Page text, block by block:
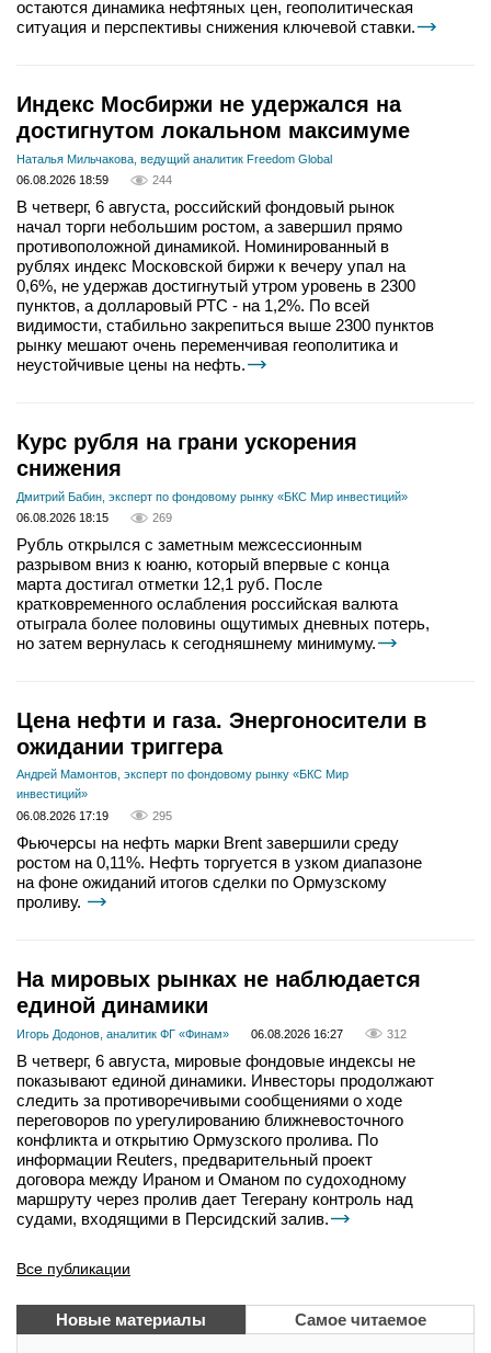
остаются динамика нефтяных цен, геополитическая
ситуация и перспективы снижения ключевой ставки.
Индекс Мосбиржи не удержался на
достигнутом локальном максимуме
Наталья Мильчакова, ведущий аналитик Freedom Global
06.08.2026 18:59
244
В четверг, 6 августа, российский фондовый рынок
начал торги небольшим ростом, а завершил прямо
противоположной динамикой. Номинированный в
рублях индекс Московской биржи к вечеру упал на
0,6%, не удержав достигнутый утром уровень в 2300
пунктов, а долларовый РТС - на 1,2%. По всей
видимости, стабильно закрепиться выше 2300 пунктов
рынку мешают очень переменчивая геополитика и
неустойчивые цены на нефть.
Курс рубля на грани ускорения
снижения
Дмитрий Бабин, эксперт по фондовому рынку «БКС Мир инвестиций»
06.08.2026 18:15
269
Рубль открылся с заметным межсессионным
разрывом вниз к юаню, который впервые с конца
марта достигал отметки 12,1 руб. После
кратковременного ослабления российская валюта
отыграла более половины ощутимых дневных потерь,
но затем вернулась к сегодняшнему минимуму.
Цена нефти и газа. Энергоносители в
ожидании триггера
Андрей Мамонтов, эксперт по фондовому рынку «БКС Мир
инвестиций»
06.08.2026 17:19
295
Фьючерсы на нефть марки Brent завершили среду
ростом на 0,11%. Нефть торгуется в узком диапазоне
на фоне ожиданий итогов сделки по Ормузскому
проливу.
На мировых рынках не наблюдается
единой динамики
Игорь Додонов, аналитик ФГ «Финам» 06.08.2026 16:27 312
В четверг, 6 августа, мировые фондовые индексы не
показывают единой динамики. Инвесторы продолжают
следить за противоречивыми сообщениями о ходе
переговоров по урегулированию ближневосточного
конфликта и открытию Ормузского пролива. По
информации Reuters, предварительный проект
договора между Ираном и Оманом по судоходному
маршруту через пролив дает Тегерану контроль над
судами, входящими в Персидский залив.
Все публикации
Новые материалы Самое читаемое